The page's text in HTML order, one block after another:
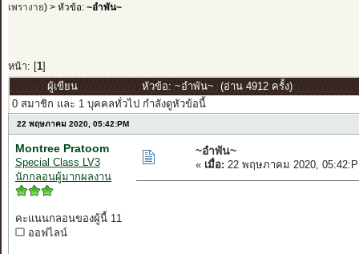
เพรางาย) > หัวข้อ: ~อำพัน~
หน้า: [ 1]
ผู้เขียน
หัวข้อ: ~อำพัน~ (อ่าน 4912 ครั้ง)
0 สมาชิก และ 1 บุคคลทั่วไป กำลังดูหัวข้อนี้
22 พฤษภาคม 2020, 05:42:PM
Montree Pratoom
Special Class LV3
นักกลอนผู้มากผลงาน
คะแนนกลอนของผู้นี้ 11
ออฟไลน์
~อำพัน~
« เมื่อ: 22 พฤษภาคม 2020,